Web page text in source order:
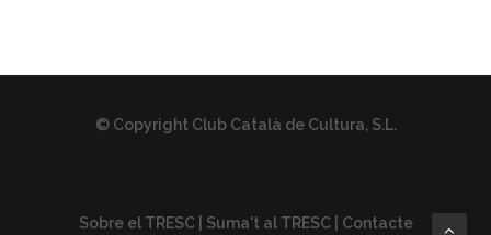
© Copyright Club Català de Cultura, S.L.
Sobre el TRESC| Suma't al TRESC| Contacte